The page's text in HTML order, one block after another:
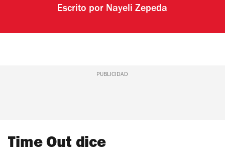
Escrito por Nayeli Zepeda
PUBLICIDAD
Time Out dice